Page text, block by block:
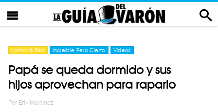
Humor & Risa Increíble Pero Cierto Videos
Papá se queda dormido y sus
hijos aprovechan para raparlo
Por Erik Martinez